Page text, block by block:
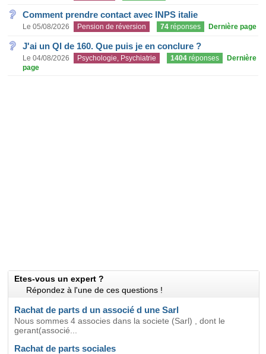
Comment prendre contact avec INPS italie
Le 05/08/2026 Pension de réversion 74 réponses Dernière page
J'ai un QI de 160. Que puis je en conclure ?
Le 04/08/2026 Psychologie, Psychiatrie 1404 réponses
Dernière
page
Etes-vous un expert ?
Répondez à l'une de ces questions !
Rachat de parts d un associé d une Sarl
Nous sommes 4 associes dans la societe (Sarl) , dont le
gerant(associé...
Rachat de parts sociales